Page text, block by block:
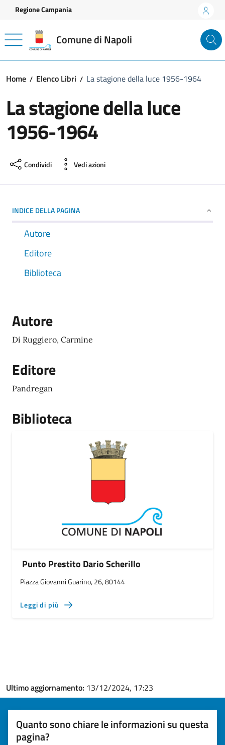
Vai ai contenuti
Vai al footer
Regione Campania
Comune di Napoli
Home Elenco Libri La stagione della luce 1956-1964
La stagione della luce
1956-1964
Condividi Vedi azioni
INDICE DELLA PAGINA
Autore
Editore
Biblioteca
Autore
Di Ruggiero, Carmine
Editore
Pandregan
Biblioteca
Punto Prestito Dario Scherillo
Piazza Giovanni Guarino, 26, 80144
Leggi di più
Ultimo aggiornamento: 13/12/2024, 17:23
Quanto sono chiare le informazioni su questa
pagina?